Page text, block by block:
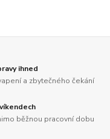
ihned
a zbytečného čekání
běžnou pracovní dobu